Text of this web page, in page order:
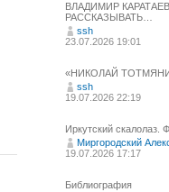
ВЛАДИМИР
РАССКАЗЫВАТЬ…
ssh
23.07.2026 19:01
«НИКОЛАЙ
ssh
19.07.2026 22:19
Иркутский скалолаз.
Миргородский
19.07.2026 17:17
Библиография